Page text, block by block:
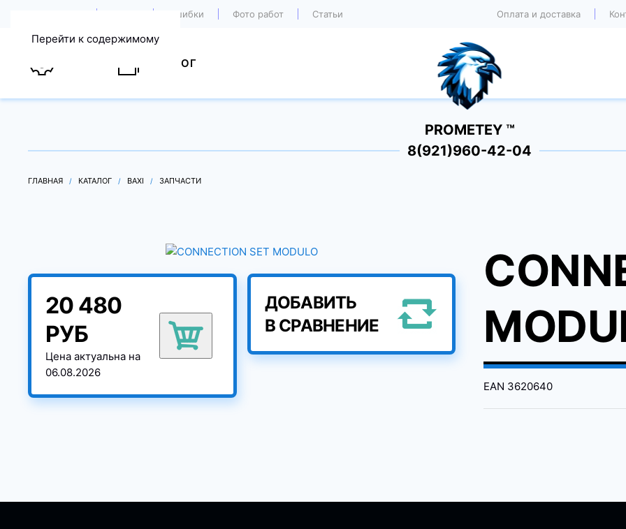
Перейти к содержимому
Ошибки Фото работ Статьи Оплата и доставка
КАТАЛОГ
PROMETEY ™
8(921)960-42-04
ГЛАВНАЯ КАТАЛОГ BAXI ЗАПЧАСТИ
20 480
РУБ
Цена актуальна на
06.08.2026
ДОБАВИТЬ
В СРАВНЕНИЕ
EAN 3620640